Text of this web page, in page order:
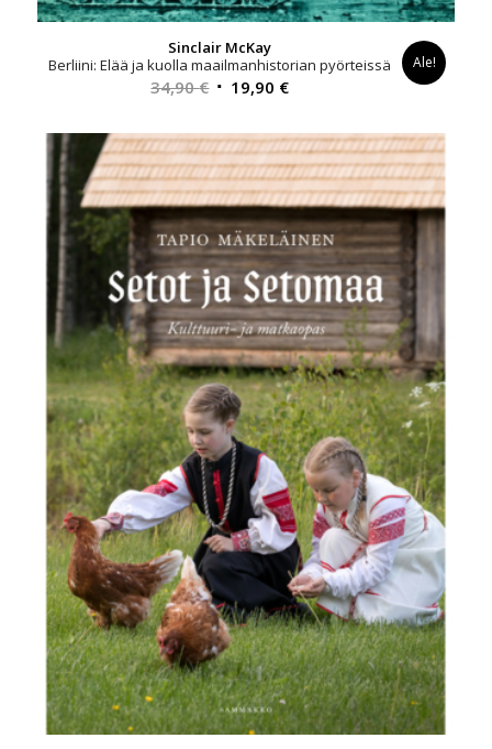
Sinclair McKay
Berliini: Elää ja kuolla maailmanhistorian pyörteissä
34,90€ Alkuperäinen
oli:
34,90 €.
19,90 €Nykyinen
on:
19,90 €.
Ale!